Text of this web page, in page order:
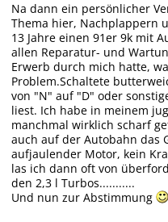
Na dann ein persönlicher
Thema hier, Nachplappern
13 Jahre einen 91er 9k mit
allen Reparatur- und
Erwerb durch mich hatte,
Problem.Schaltete
von "N" auf "D" oder
liest. Ich habe in meinem
manchmal wirklich scharf
auch auf der Autobahn das
aufjaulender Motor, kein
las ich dann oft von
den 2,3 l Turbos...........
Und nun zur Abstimmung